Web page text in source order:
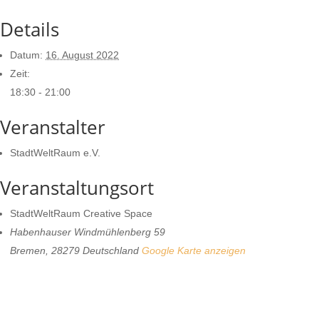
Details
Datum: 16. August 2022
Zeit:
18:30 - 21:00
Veranstalter
StadtWeltRaum e.V.
Veranstaltungsort
StadtWeltRaum Creative Space
Habenhauser Windmühlenberg 59
Bremen 28279 Deutschland Google Karte anzeigen